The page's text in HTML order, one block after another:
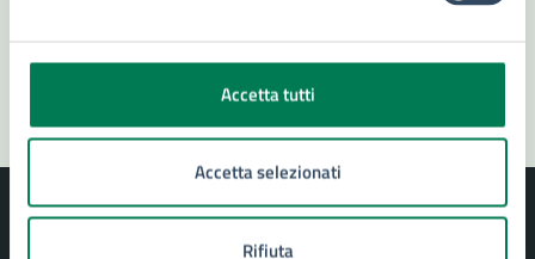
Accetta tutti
Accetta selezionati
Rifiuta
Segnala disservizio